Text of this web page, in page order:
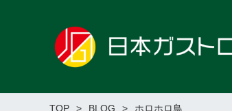
TOP BLOG ホロホロ鳥